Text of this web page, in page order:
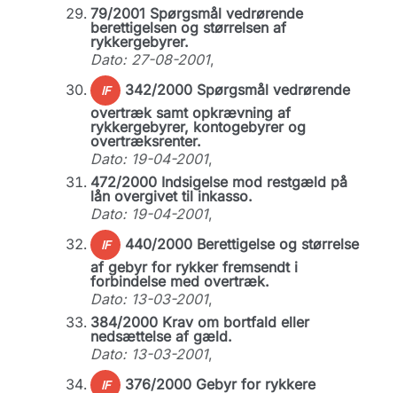
79/2001 Spørgsmål vedrørende
berettigelsen og størrelsen af
rykkergebyrer.
Dato: 27-08-2001,
IF
342/2000 Spørgsmål vedrørende
overtræk samt opkrævning af
rykkergebyrer, kontogebyrer og
overtræksrenter.
Dato: 19-04-2001,
472/2000 Indsigelse mod restgæld på
lån overgivet til inkasso.
Dato: 19-04-2001,
IF
440/2000 Berettigelse og størrelse
af gebyr for rykker fremsendt i
forbindelse med overtræk.
Dato: 13-03-2001,
384/2000 Krav om bortfald eller
nedsættelse af gæld.
Dato: 13-03-2001,
IF
376/2000 Gebyr for rykkere